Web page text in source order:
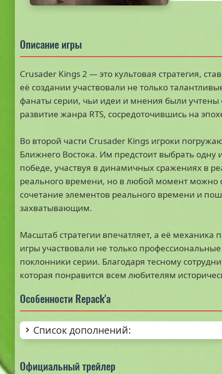
Описание игры
Crusader Kings 2 — это культовая стратегия,
её создании участвовали не только
фанаты серии, чьи идеи и мнения были
развитие жанра RTS, сосредоточившись на
Во второй части Crusader Kings игроки
Ближнего Востока. Им предстоит выбрать
победе, участвуя в динамичных сражениях в
реального времени, но в любой момент можно
сочетание элементов реального времени и
захватывающим.
Масштаб стратегии впечатляет, а её
игры участвовали не только
поклонники серии. Благодаря тесному
которая понравится всем любителям
Особенности Repack'а
Список дополнений:
Официальный трейлер